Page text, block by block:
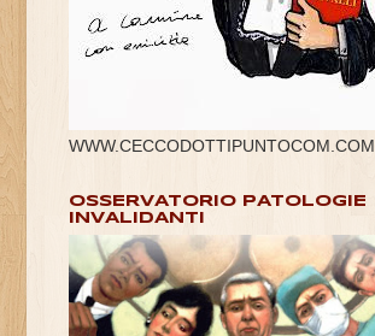
WWW.CECCODOTTIPUNTOCOM.COM
OSSERVATORIO PATOLOGIE
INVALIDANTI